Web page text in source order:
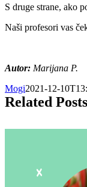
S druge strane, ako
Naši profesori vas
Autor: Marijana P.
Mogi2021-12-
Related Posts